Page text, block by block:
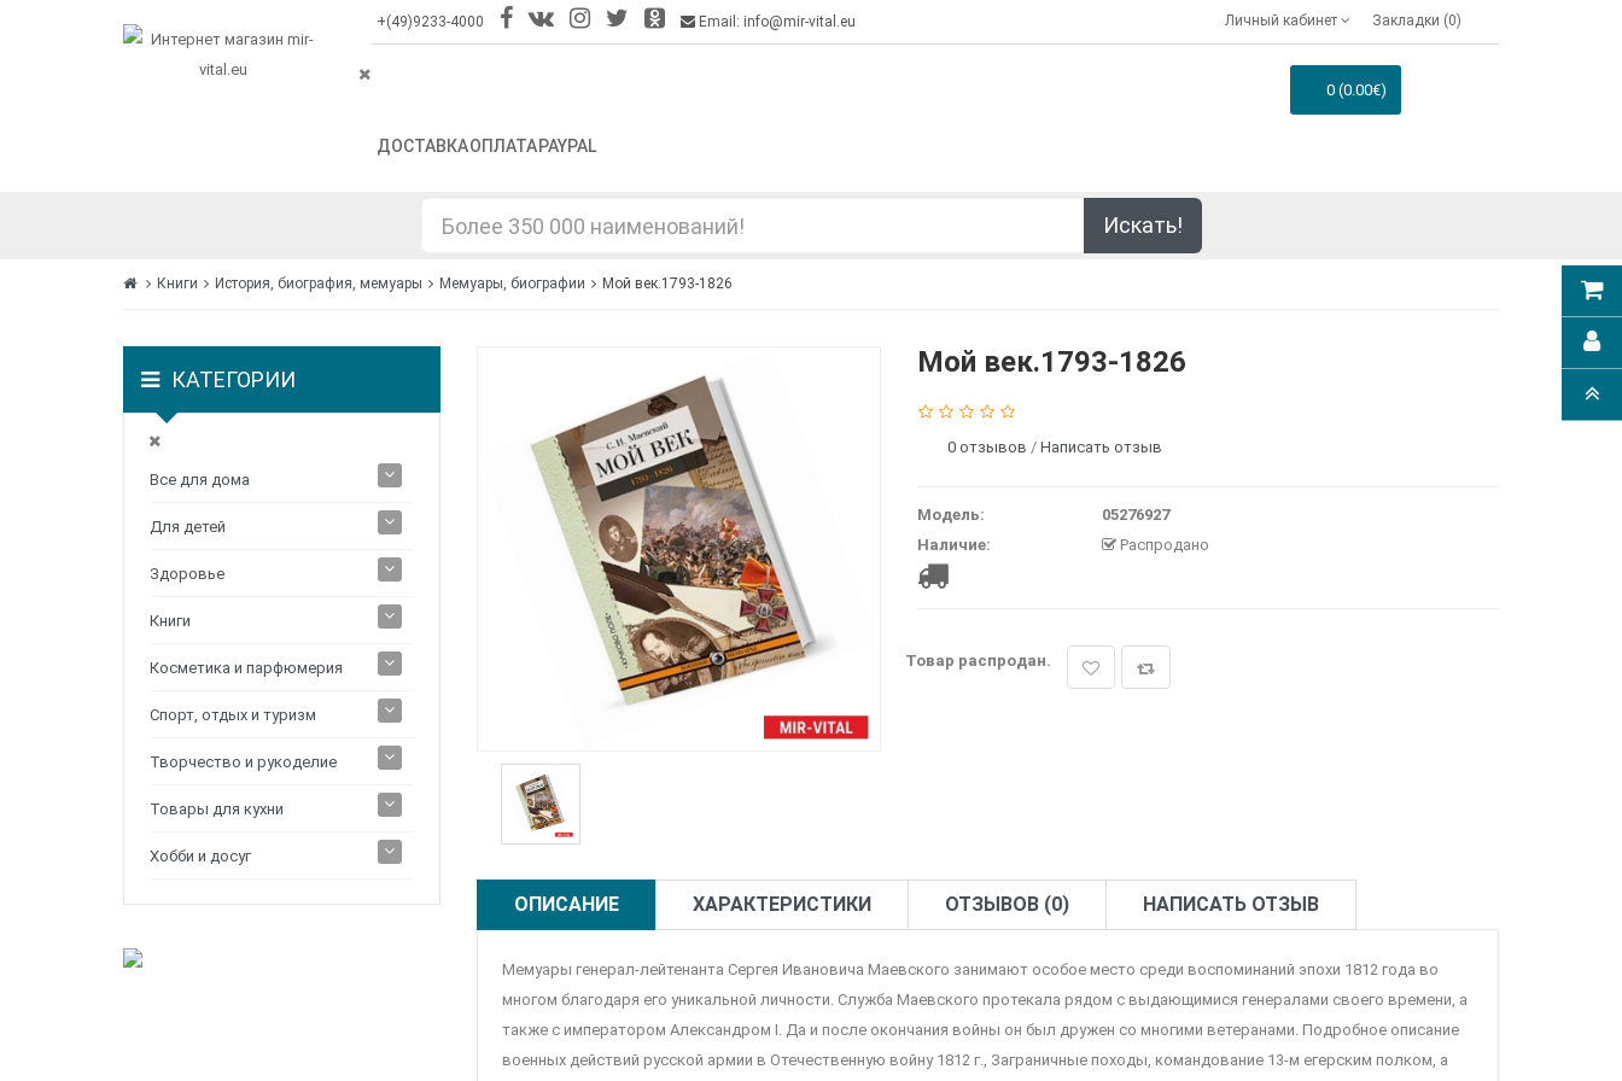
+(49)9233-4000 Email: info@mir-vital.eu Личный кабинет Закладки (0)
ДОСТАВКАОПЛАТАPAYPAL
0 (0.00€)
Искать!
Книги История, биография, мемуары Мемуары, биографии Мой век.1793-1826
КАТЕГОРИИ
Все для дома
Для детей
Здоровье
Книги
Косметика и парфюмерия
Спорт, отдых и туризм
Творчество и рукоделие
Товары для кухни
Хобби и досуг
Мой век.1793-1826
0 отзывов /Написать отзыв
Модель:
05276927
Наличие:
Распродано
Товар распродан.
ОПИСАНИЕ ХАРАКТЕРИСТИКИ ОТЗЫВОВ (0) НАПИСАТЬ ОТЗЫВ
Мемуары генерал-лейтенанта Сергея Ивановича Маевского занимают особое место среди воспоминаний эпохи 1812 года во
многом благодаря его уникальной личности. Служба Маевского протекала рядом с выдающимися генералами своего времени, а
также с императором Александром I. Да и после окончания войны он был дружен со многими ветеранами. Подробное описание
военных действий русской армии в Отечественную войну 1812 г., Заграничные походы, командование 13-м егерским полком, а